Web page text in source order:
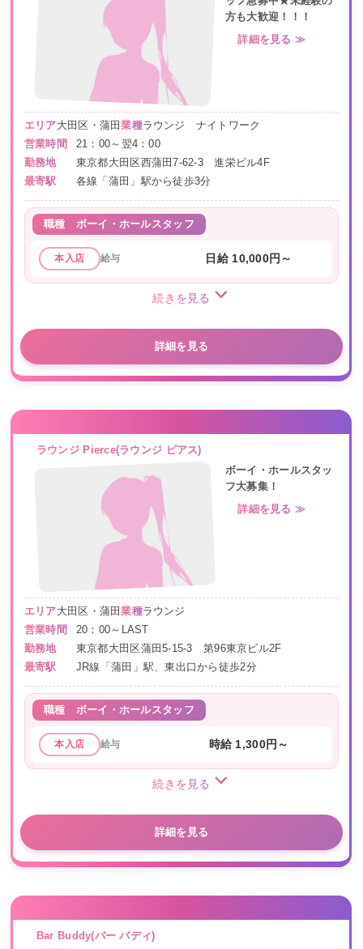
方も大歓迎！！！
詳細を見る ≫
エリア大田区・蒲田業種ラウンジ ナイトワーク
営業時間
21：00～翌4：00
勤務地
東京都大田区西蒲田7-62-3 進栄ビル4F
最寄駅
各線「蒲田」駅から徒歩3分
職種 ボーイ・ホールスタッフ
本入店 給与 日給 10,000円～
続きを見る
詳細を見る
ラウンジ Pierce(ラウンジ ピアス)
ボーイ・ホールスタッ
フ大募集！
詳細を見る ≫
エリア大田区・蒲田業種ラウンジ
営業時間
20：00～LAST
勤務地
東京都大田区蒲田5-15-3 第96東京ビル2F
最寄駅
JR線「蒲田」駅、東出口から徒歩2分
職種 ボーイ・ホールスタッフ
本入店 給与 時給 1,300円～
続きを見る
詳細を見る
Bar Buddy(バー バディ)